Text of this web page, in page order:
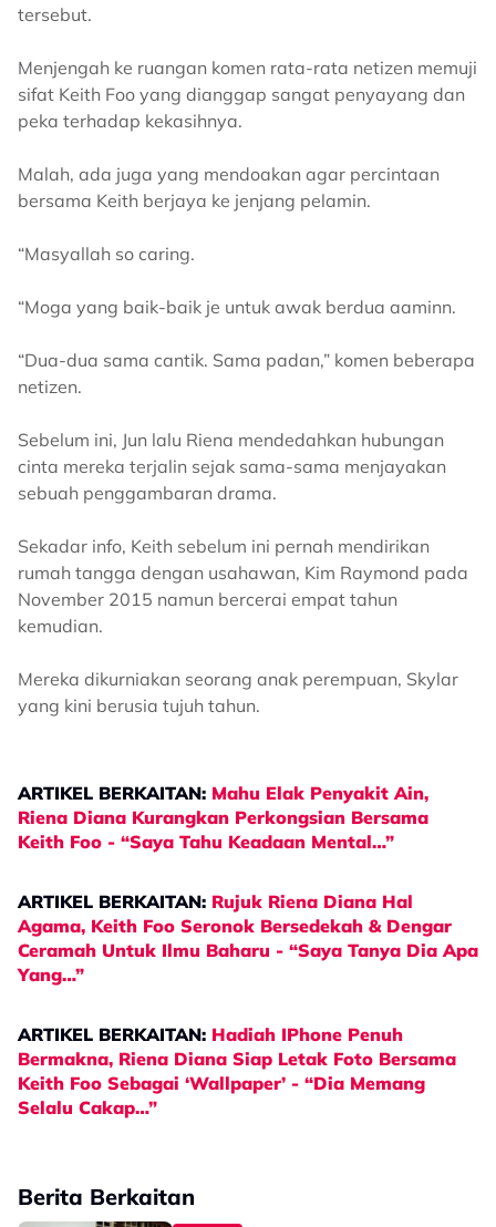
tersebut.
Menjengah ke ruangan komen rata-rata netizen memuji
sifat Keith Foo yang dianggap sangat penyayang dan
peka terhadap kekasihnya.
Malah, ada juga yang mendoakan agar percintaan
bersama Keith berjaya ke jenjang pelamin.
“Masyallah so caring.
“Moga yang baik-baik je untuk awak berdua aaminn.
“Dua-dua sama cantik. Sama padan,” komen beberapa
netizen.
Sebelum ini, Jun lalu Riena mendedahkan hubungan
cinta mereka terjalin sejak sama-sama menjayakan
sebuah penggambaran drama.
Sekadar info, Keith sebelum ini pernah mendirikan
rumah tangga dengan usahawan, Kim Raymond pada
November 2015 namun bercerai empat tahun
kemudian.
Mereka dikurniakan seorang anak perempuan, Skylar
yang kini berusia tujuh tahun.
ARTIKEL BERKAITAN: Mahu Elak Penyakit Ain,
Riena Diana Kurangkan Perkongsian Bersama
Keith Foo - “Saya Tahu Keadaan Mental…”
ARTIKEL BERKAITAN: Rujuk Riena Diana Hal
Agama, Keith Foo Seronok Bersedekah & Dengar
Ceramah Untuk Ilmu Baharu - “Saya Tanya Dia Apa
Yang…”
ARTIKEL BERKAITAN: Hadiah IPhone Penuh
Bermakna, Riena Diana Siap Letak Foto Bersama
Keith Foo Sebagai ‘Wallpaper’ - “Dia Memang
Selalu Cakap…”
Berita Berkaitan